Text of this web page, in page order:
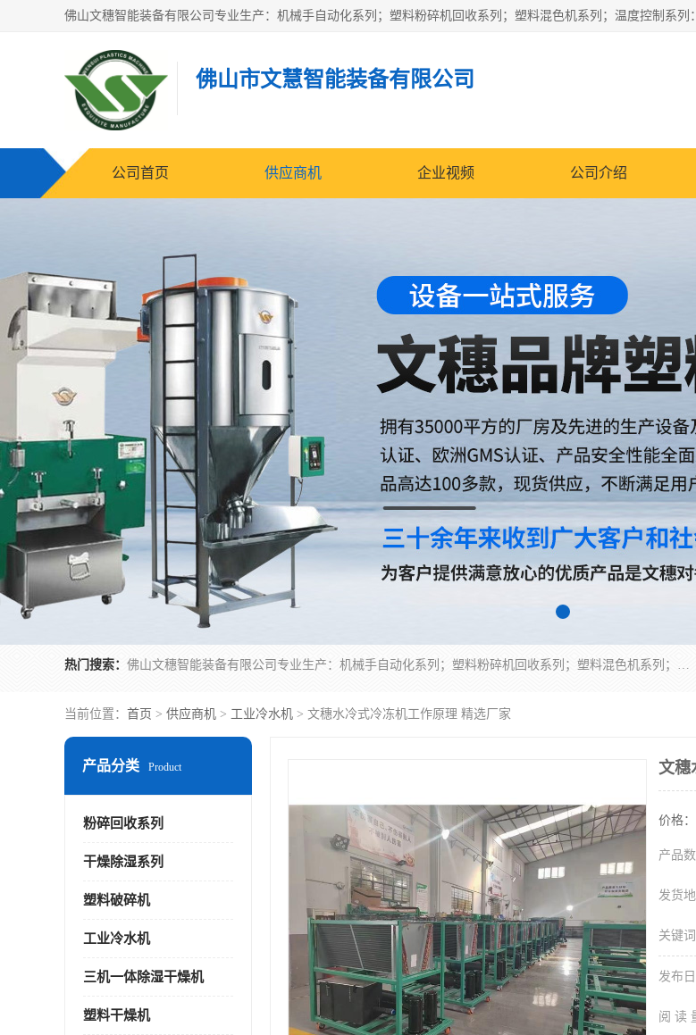
佛山市文慧智能装备有限公司
公司首页 供应商机 企业视频 公司介绍
热门搜索： 佛山文穗智能装备有限公司专业生产：机械手自动化系列；塑料粉碎机回收系列；塑料混色机系列；温度控制系列：模温机，冷水机；供料输送系列：中央供料系统，欧化/独立式吸料机，分体式吸料机；整机保修一年，易损件除外。
当前位置： 首页 > 供应商机 > 工业冷水机 > 文穗水冷式冷冻机工作原理 精选厂家
产品分类 Product
粉碎回收系列
干燥除湿系列
塑料破碎机
工业冷水机
三机一体除湿干燥机
塑料干燥机
文穗
价格：
产品数
发货地
关键词
发布日
阅 读